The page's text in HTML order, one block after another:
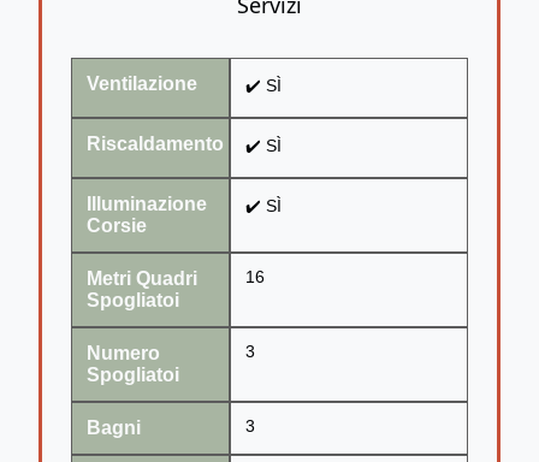
Ventilazione ✔️ SÌ
Riscaldamento ✔️ SÌ
Illuminazione
Corsie
✔️ SÌ
Metri Quadri
Spogliatoi
16
Numero
Spogliatoi
3
Bagni 3